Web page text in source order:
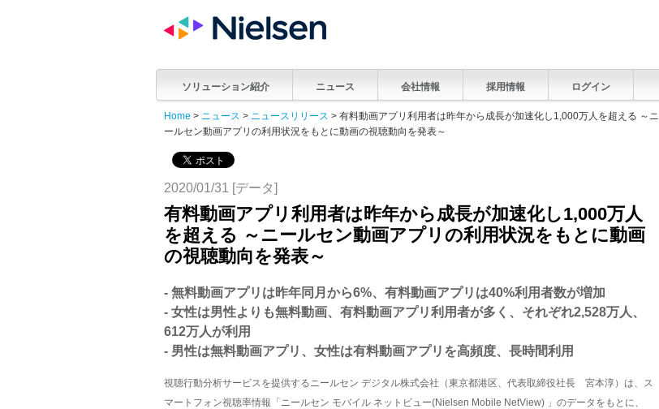
ソリューション紹介 ニュース 会社情報 採用情報 ログイン
Home > ニュース > ニュースリリース > 有料動画アプリ利用者は昨年から成長が加速化し1,000万人を超える ～ニ
ールセン動画アプリの利用状況をもとに動画の視聴動向を発表～
2020/01/31 [データ]
有料動画アプリ利用者は昨年から成長が加速化し1,000万人
を超える ～ニールセン動画アプリの利用状況をもとに動画
の視聴動向を発表～
- 無料動画アプリは昨年同月から6%、有料動画アプリは40%利用者数が増加
- 女性は男性よりも無料動画、有料動画アプリ利用者が多く、それぞれ2,528万人、
612万人が利用
- 男性は無料動画アプリ、女性は有料動画アプリを高頻度、長時間利用
視聴行動分析サービスを提供するニールセン デジタル株式会社（東京都港区、代表取締役社長 宮本淳）は、ス
マートフォン視聴率情報「ニールセン モバイル ネットビュー(Nielsen Mobile NetView) 」のデータをもとに、